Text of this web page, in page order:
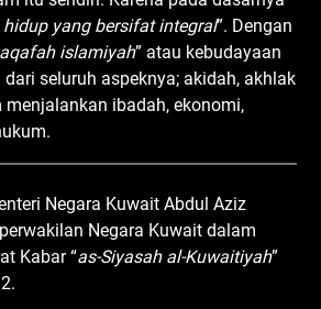
hidup yang bersifat integral”. Dengan
islamiyah” atau kebudayaan
seluruh aspeknya; akidah, akhlak
menjalankan ibadah, ekonomi,
Negara Kuwait Abdul Aziz
Negara Kuwait dalam
Kabar “as-Siyasah al-Kuwaitiyah”